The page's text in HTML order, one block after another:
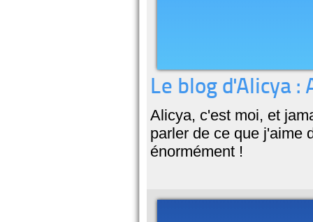
Le blog d'Alicya :
Alicya, c'est moi, et
parler de ce que j'aime
énormément !